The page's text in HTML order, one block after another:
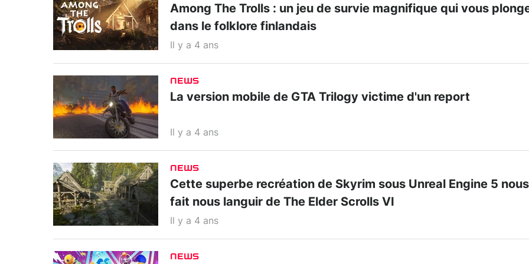
Among The Trolls : un jeu de survie magnifique qui vous
dans le folklore finlandais
Il y a 4 ans
NEWS
La version mobile de GTA Trilogy victime d'un report
Il y a 4 ans
NEWS
Cette superbe recréation de Skyrim sous Unreal Engine 5 nous
fait nous languir de The Elder Scrolls VI
Il y a 4 ans
NEWS